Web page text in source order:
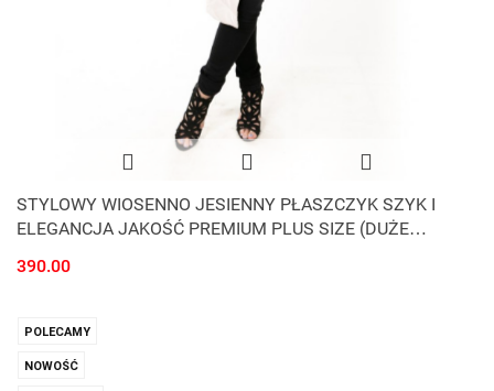
STYLOWY WIOSENNO JESIENNY PŁASZCZYK SZYK I
ELEGANCJA JAKOŚĆ PREMIUM PLUS SIZE (DUŻE
390.00
POLECAMY
NOWOŚĆ